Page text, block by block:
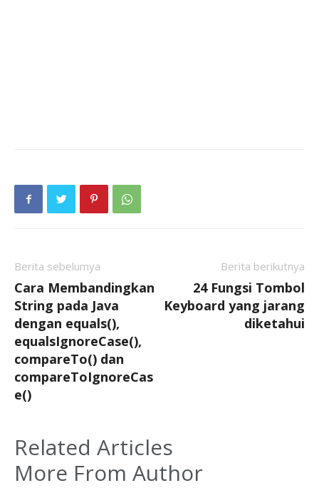
Berita sebelumya
Cara Membandingkan
String pada Java
dengan equals(),
equalsIgnoreCase(),
compareTo() dan
compareToIgnoreCas
e()
Berita berikutnya
24 Fungsi Tombol
Keyboard yang jarang
diketahui
Related Articles
More From Author